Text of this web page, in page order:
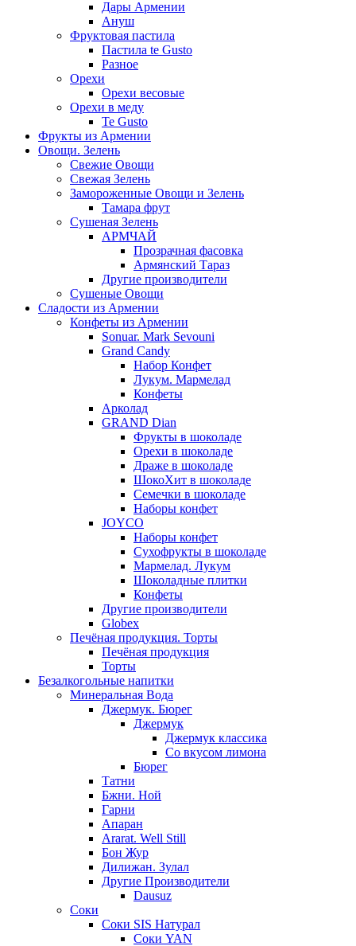
Дары Армении
Ануш
Фруктовая пастила
Пастила te Gusto
Разное
Орехи
Орехи весовые
Орехи в меду
Te Gusto
Фрукты из Армении
Овощи. Зелень
Свежие Овощи
Свежая Зелень
Замороженные Овощи и Зелень
Тамара фрут
Сушеная Зелень
АРМЧАЙ
Прозрачная фасовка
Армянский Тараз
Другие производители
Сушеные Овощи
Сладости из Армении
Конфеты из Армении
Sonuar. Mark Sevouni
Grand Candy
Набор Конфет
Лукум. Мармелад
Конфеты
Арколад
GRAND Dian
Фрукты в шоколаде
Орехи в шоколаде
Драже в шоколаде
ШокоХит в шоколаде
Семечки в шоколаде
Наборы конфет
JOYCO
Наборы конфет
Сухофрукты в шоколаде
Мармелад. Лукум
Шоколадные плитки
Конфеты
Другие производители
Globex
Печёная продукция. Торты
Печёная продукция
Торты
Безалкогольные напитки
Минеральная Вода
Джермук. Бюрег
Джермук
Джермук классика
Со вкусом лимона
Бюрег
Татни
Бжни. Ной
Гарни
Апаран
Ararat. Well Still
Бон Жур
Дилижан. Зулал
Другие Производители
Dausuz
Соки
Соки SIS Натурал
Соки YAN